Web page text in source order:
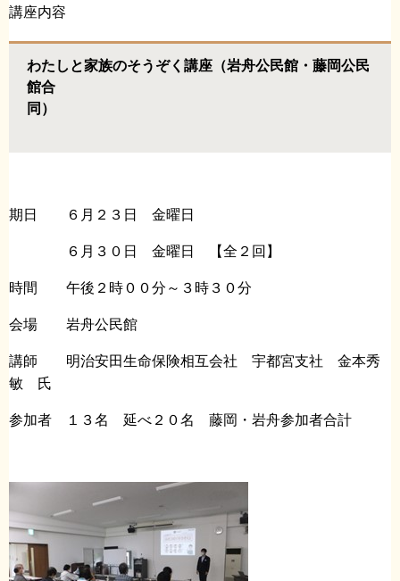
講座内容
わたしと家族のそうぞく講座（岩舟公民館・藤岡公民
館合
同）
期日 ６月２３日 金曜日
６月３０日 金曜日 【全２回】
時間 午後２時００分～３時３０分
会場 岩舟公民館
講師 明治安田生命保険相互会社 宇都宮支社 金本秀
敏 氏
参加者 １３名 延べ２０名 藤岡・岩舟参加者合計